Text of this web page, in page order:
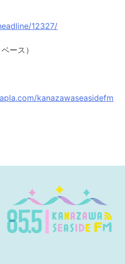
12327/
ース）
kanazawaseasidefm